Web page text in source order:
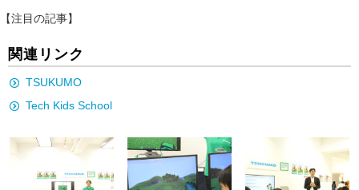
【注目の記事】
関連リンク
TSUKUMO
Tech Kids School